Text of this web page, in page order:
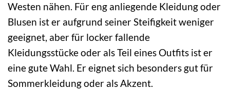
Westen nähen. Für eng anliegende Kleidung oder
Blusen ist er aufgrund seiner Steifigkeit weniger
geeignet, aber für locker fallende
Kleidungsstücke oder als Teil eines Outfits ist er
eine gute Wahl. Er eignet sich besonders gut für
Sommerkleidung oder als Akzent.